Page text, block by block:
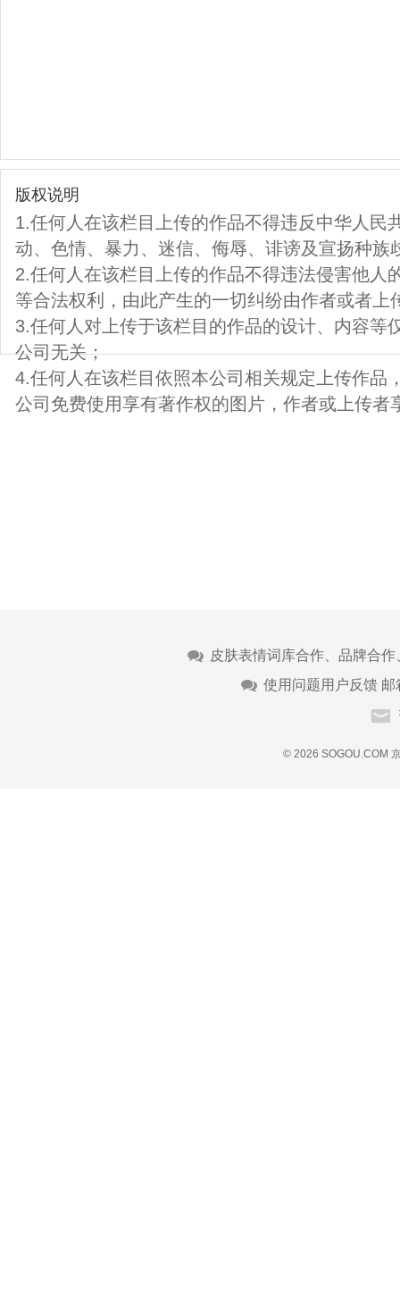
版权说明
1.任何人在该栏目上传的作品不得违反中华人民
动、色情、暴力、迷信、侮辱、诽谤及宣扬种族
2.任何人在该栏目上传的作品不得违法侵害他人
等合法权利，由此产生的一切纠纷由作者或者上
3.任何人对上传于该栏目的作品的设计、内容等
公司无关；
4.任何人在该栏目依照本公司相关规定上传作品
公司免费使用享有著作权的图片，作者或上传者
皮肤表情词库合作、品牌合
使用问题用户反馈 邮
© 2026 SOGOU.COM